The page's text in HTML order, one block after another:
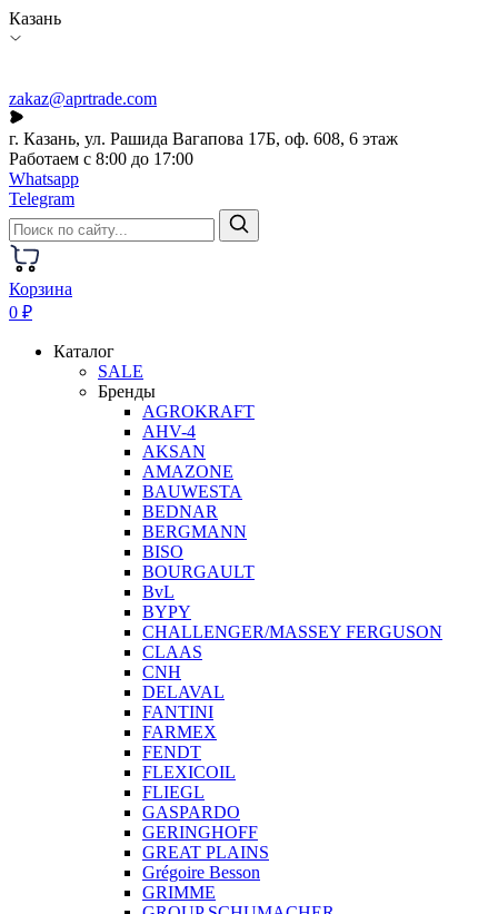
Казань
zakaz@aprtrade.com
г. Казань, ул. Рашида Вагапова 17Б, оф. 608, 6 этаж
Работаем с 8:00 до 17:00
Whatsapp
Telegram
Корзина
0 ₽
Каталог
SALE
Бренды
AGROKRAFT
AHV-4
AKSAN
AMAZONE
BAUWESTA
BEDNAR
BERGMANN
BISO
BOURGAULT
BvL
BYPY
CHALLENGER/MASSEY FERGUSON
CLAAS
CNH
DELAVAL
FANTINI
FARMEX
FENDT
FLEXICOIL
FLIEGL
GASPARDO
GERINGHOFF
GREAT PLAINS
Grégoire Besson
GRIMME